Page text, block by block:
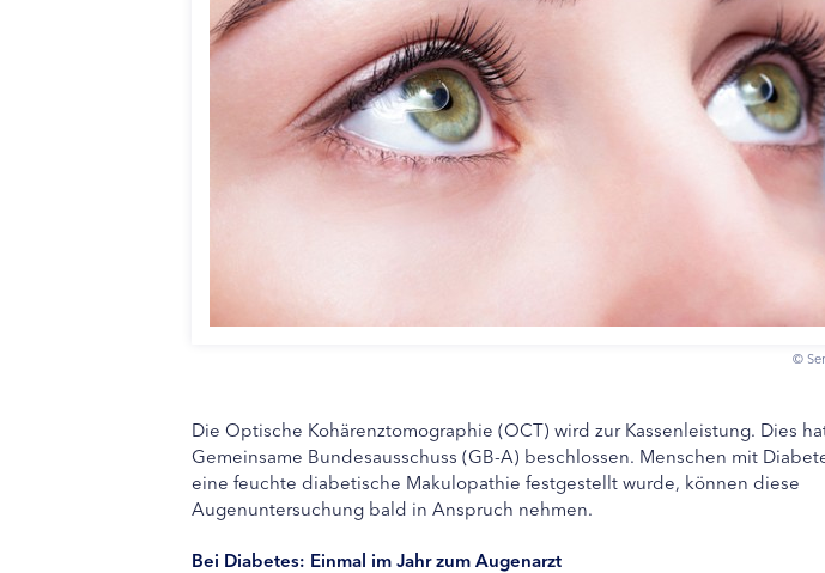
©
Die Optische Kohärenztomographie (OCT) wird zur Kassenleistung. Dies
Gemeinsame Bundesausschuss (GB-A) beschlossen. Menschen mit
eine feuchte diabetische Makulopathie festgestellt wurde, können diese
Augenuntersuchung bald in Anspruch nehmen.
Bei Diabetes: Einmal im Jahr zum Augenarzt